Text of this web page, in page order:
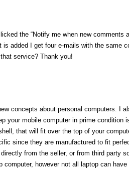
the “Notify me when new comments
is added I get four e-mails with the same
service? Thank you!
concepts about personal computers. I
your mobile computer in prime condition
that will fit over the top of your
since they are manufactured to fit
from the seller, or from third party
computer, however not all laptop can